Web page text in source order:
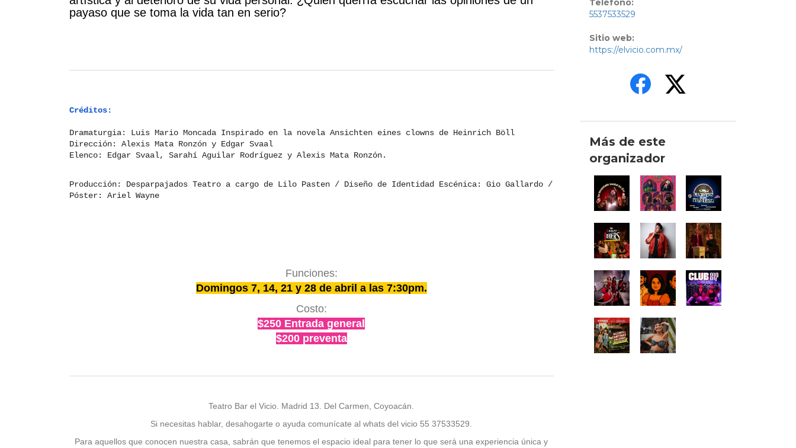
payaso que se toma la vida tan en serio?
Créditos:
Dramaturgia: Luis Mario Moncada Inspirado en la novela Ansichten eines clowns de Heinrich Böll
Dirección: Alexis Mata Ronzón y Edgar Svaal
Elenco: Edgar Svaal, Sarahí Aguilar Rodríguez y Alexis Mata Ronzón.
Producción: Desparpajados Teatro a cargo de Lilo Pasten / Diseño de Identidad Escénica: Gio Gallardo /
Póster: Ariel Wayne
Funciones:
Domingos 7, 14, 21 y 28 de abril a las 7:30pm.
Costo:
$250 Entrada general
$200 preventa
Teatro Bar el Vicio. Madrid 13. Del Carmen, Coyoacán.
Si necesitas hablar, desahogarte o ayuda comunícate al whats del vicio 55 37533529.
Para aquellos que conocen nuestra casa, sabrán que tenemos el espacio ideal para tener lo que será una experiencia única y
Teléfono:
5537533529
Sitio web:
https://elvicio.com.mx/
Más de este
organizador